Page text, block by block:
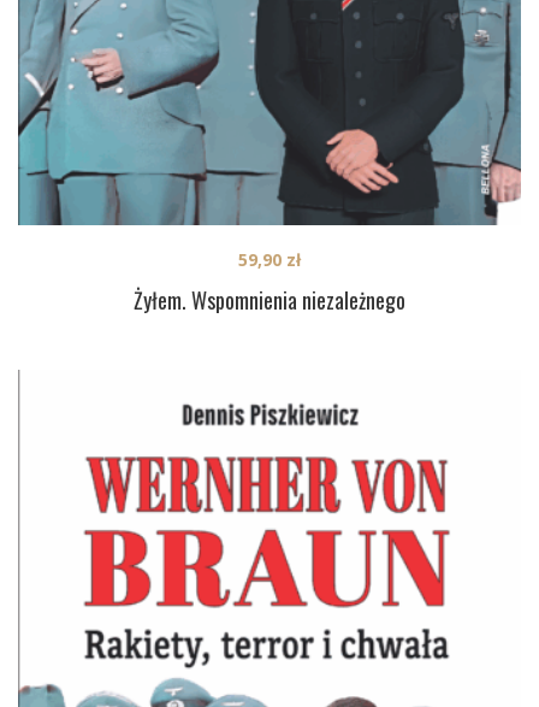
Żyłem. Wspomnienia niezależnego
59,90 zł